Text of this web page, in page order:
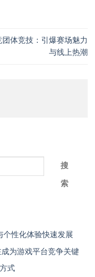
团体竞技：引爆赛场魅力
与线上热潮
搜
索
个性化体验快速发展
为游戏平台竞争关键
式